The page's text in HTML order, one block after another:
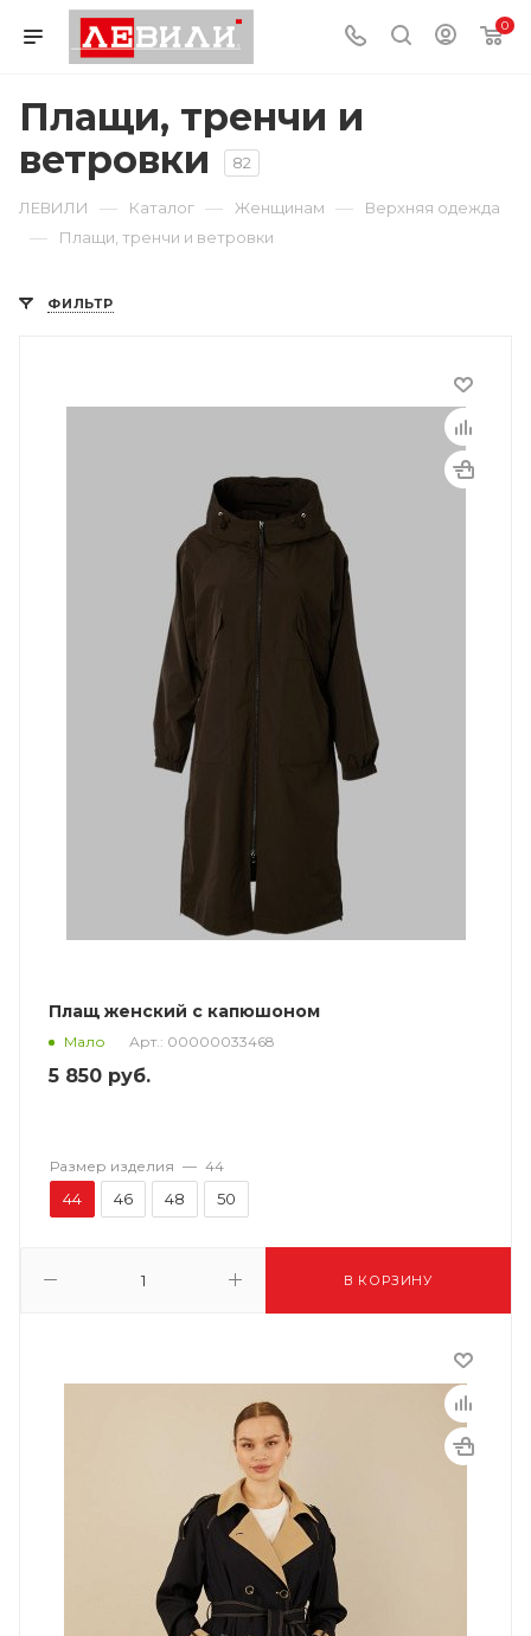
0
Плащи, тренчи и
ветровки
82
ЛЕВИЛИ — Каталог — Женщинам — Верхняя одежда
— Плащи, тренчи и ветровки
ФИЛЬТР
Плащ женский с капюшоном
Мало Арт.: 00000033468
5 850 руб.
В КОРЗИНУ
Размер изделия — 44
44 46 48 50